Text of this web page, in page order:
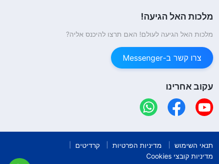
מלכות האל הגיעה!
מלכות האל הגיעה לעולם! האם תרצו להיכנס אליה?
צרו קשר ב-Messenger
עקוב אחרינו
תנאי השימוש מדיניות הפרטיות
קרדיטים
מדיניות קובצי Cookies